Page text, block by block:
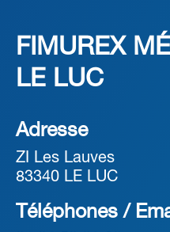
FIMUREX
LE LUC
Adresse
ZI Les Lauves
83340 LE LUC
Téléphones /